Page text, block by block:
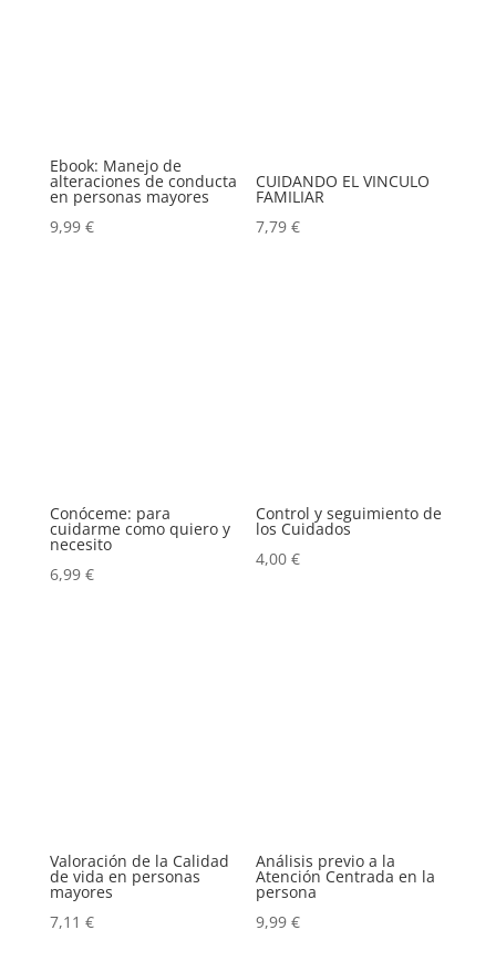
Ebook: Manejo de
alteraciones de conducta
en personas mayores
9,99 €
CUIDANDO EL VINCULO
FAMILIAR
7,79€
Conóceme: para
cuidarme como quiero y
necesito
6,99 €
Control y seguimiento de
los Cuidados
4,00€
Valoración de la Calidad
de vida en personas
mayores
7,11 €
Análisis previo a la
Atención Centrada en la
persona
9,99€